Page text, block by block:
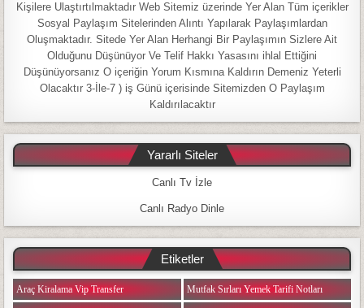
Kişilere Ulaştırtılmaktadır Web Sitemiz üzerinde Yer Alan Tüm içerikler
Sosyal Paylaşım Sitelerinden Alıntı Yapılarak Paylaşımlardan
Oluşmaktadır. Sitede Yer Alan Herhangi Bir Paylaşımın Sizlere Ait
Olduğunu Düşünüyor Ve Telif Hakkı Yasasını ihlal Ettiğini
Düşünüyorsanız O içeriğin Yorum Kısmına Kaldırın Demeniz Yeterli
Olacaktır 3-İle-7 ) iş Günü içerisinde Sitemizden O Paylaşım
Kaldırılacaktır
Yararlı Siteler
Canlı Tv İzle
Canlı Radyo Dinle
Etiketler
Araç Kiralama Vip Transfer Mutfak Sırları Yemek Tarifi Notları